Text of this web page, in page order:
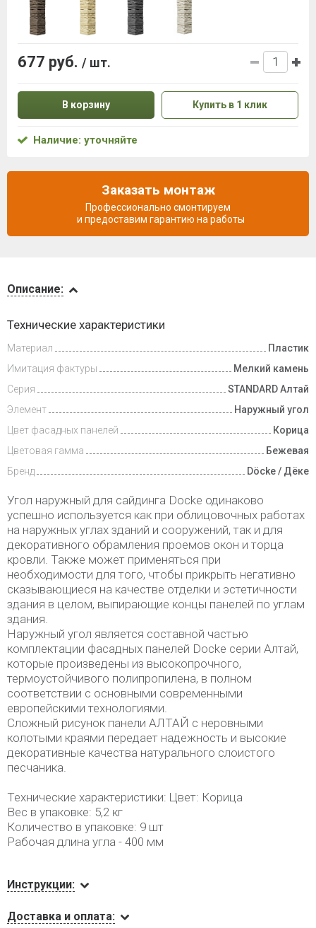
Доставка
и оплата
Описание:
Технические характеристики
Материал
Пластик
Имитация фактуры
Мелкий камень
Серия
STANDARD Алтай
Элемент
Наружный угол
Цвет фасадных панелей
Корица
Цветовая гамма
Бежевая
Бренд
Döcke / Дёке
Угол наружный для сайдинга Docke одинаково
успешно используется как при облицовочных работах
на наружных углах зданий и сооружений, так и для
декоративного обрамления проемов окон и торца
кровли. Также может применяться при
необходимости для того, чтобы прикрыть негативно
сказывающиеся на качестве отделки и эстетичности
здания в целом, выпирающие концы панелей по углам
здания.
Наружный угол является составной частью
комплектации фасадных панелей Docke серии Алтай,
которые произведены из высокопрочного,
термоустойчивого полипропилена, в полном
соответствии с основными современными
европейскими технологиями.
Сложный рисунок панели АЛТАЙ c неровными
колотыми краями передает надежность и высокие
декоративные качества натурального слоистого
песчаника.
Технические характеристики: Цвет: Корица
Вес в упаковке: 5,2 кг
Количество в упаковке: 9 шт
Рабочая длина угла - 400 мм
Инструкции:
Доставка и оплата:
677 руб. / шт.
В корзину Купить в 1 клик
Наличие: уточняйте
Заказать монтаж
Профессионально смонтируем
и предоставим гарантию на работы